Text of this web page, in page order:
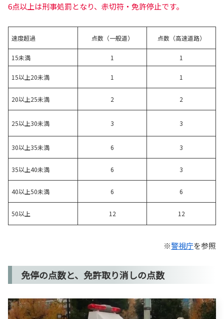
6点以上は刑事処罰となり、赤切符・免許停止です。
速度超過 点数（一般道） 点数（高速道路）
15未満 1 1
15以上20未満 1 1
20以上25未満 2 2
25以上30未満 3 3
30以上35未満 6 3
35以上40未満 6 3
40以上50未満 6 6
50以上 12 12
※警視庁を参照
免停の点数と、免許取り消しの点数